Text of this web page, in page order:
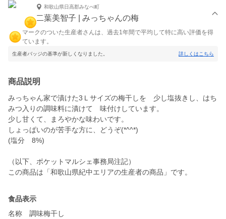
和歌山県日高郡みなべ町
二葉美智子 | みっちゃんの梅
マークのついた生産者さんは、過去1年間で平均して特に高い評価を得
ています。
生産者バッジの基準が新しくなりました。 詳しくはこちら
商品説明
みっちゃん家で漬けた3Ｌサイズの梅干しを 少し塩抜きし、はち
みつ入りの調味料に漬けて 味付けしています。
少し甘くて、まろやかな味わいです。
しょっぱいのが苦手な方に、どうぞ(*^^*)
(塩分 8%)
（以下、ポケットマルシェ事務局注記）
この商品は「和歌山県紀中エリアの生産者の商品」です。
食品表示
名称 調味梅干し